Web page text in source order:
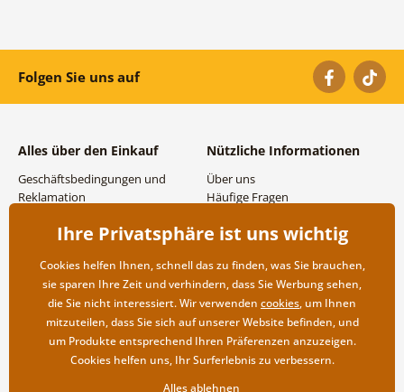
Folgen Sie uns auf
Alles über den Einkauf
Geschäftsbedingungen und
Reklamation
Versand- und
Rücksendung der Ware
Nützliche Informationen
Über uns
Häufige Fragen
Großhandel und
Ihre Privatsphäre ist uns wichtig
Cookies helfen Ihnen, schnell das zu finden, was Sie brauchen,
sie sparen Ihre Zeit und verhindern, dass Sie Werbung sehen,
die Sie nicht interessiert. Wir verwenden cookies, um Ihnen
mitzuteilen, dass Sie sich auf unserer Website befinden, und
um Produkte entsprechend Ihren Präferenzen anzuzeigen.
Cookies helfen uns, Ihr Surferlebnis zu verbessern.
Alles ablehnen